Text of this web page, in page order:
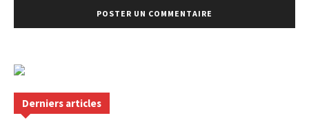
Derniers articles